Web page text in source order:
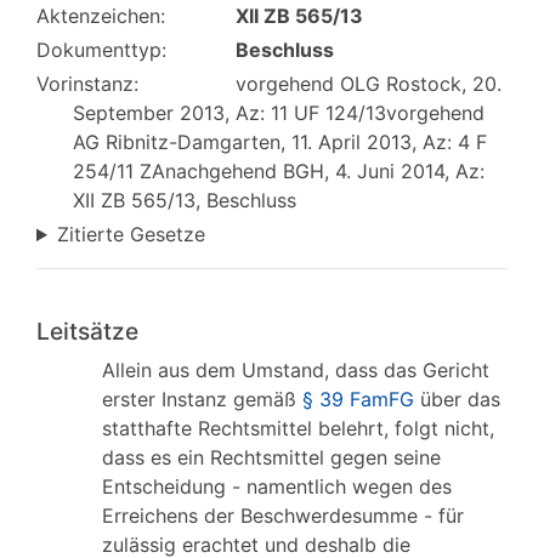
Aktenzeichen:
XII ZB 565/13
Dokumenttyp:
Beschluss
Vorinstanz:
vorgehend OLG Rostock, 20.
September 2013, Az: 11 UF 124/13vorgehend
AG Ribnitz-Damgarten, 11. April 2013, Az: 4 F
254/11 ZAnachgehend BGH, 4. Juni 2014, Az:
XII ZB 565/13, Beschluss
Zitierte Gesetze
Leitsätze
Allein aus dem Umstand, dass das Gericht
erster Instanz gemäß § 39 FamFG über das
statthafte Rechtsmittel belehrt, folgt nicht,
dass es ein Rechtsmittel gegen seine
Entscheidung - namentlich wegen des
Erreichens der Beschwerdesumme - für
zulässig erachtet und deshalb die